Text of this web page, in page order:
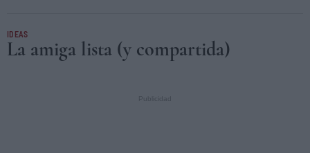
IDEAS
La amiga lista (y compartida)